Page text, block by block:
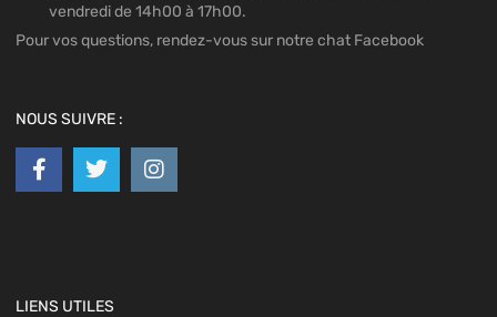
vendredi de 14h00 à 17h00.
Pour vos questions, rendez-vous sur notre chat Facebook
NOUS SUIVRE :
LIENS UTILES